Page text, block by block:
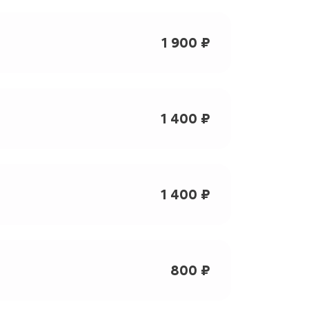
1 900 ₽
1 400 ₽
1 400 ₽
800 ₽